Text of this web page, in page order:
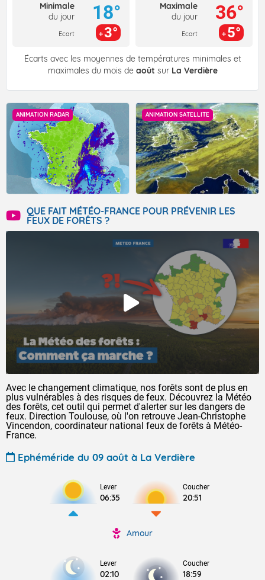
Minimale
du jour
Ecart
18°
3°
Maximale
du jour
Ecart
36°
5°
Écarts avec les moyennes de températures minimales et
maximales du mois de août sur La Verdière
ANIMATION RADAR ANIMATION SATELLITE
QUE FAIT MÉTÉO-FRANCE POUR PRÉVENIR LES
FEUX DE FORÊTS ?
Avec le changement climatique, nos forêts sont de plus en
plus vulnérables à des risques de feux. Découvrez la Météo
des forêts, cet outil qui permet d'alerter sur les dangers de
feux. Direction Toulouse, où l'on retrouve Jean-Christophe
Vincendon, coordinateur national feux de forêts à Météo-
France.
Ephéméride du 09 août à La Verdière
Lever
06:35
Coucher
20:51
Amour
Lever
02:10
Coucher
18:59